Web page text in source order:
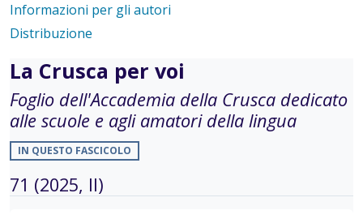
Informazioni per gli autori
Distribuzione
La Crusca per voi
Foglio dell'Accademia della Crusca dedicato
alle scuole e agli amatori della lingua
IN QUESTO FASCICOLO
71 (2025, II)